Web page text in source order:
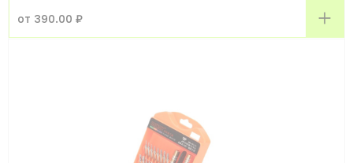
от 390.00 ₽